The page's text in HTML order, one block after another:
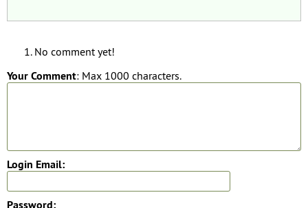
No comment yet!
Your Comment: Max 1000 characters.
Login Email:
Password: